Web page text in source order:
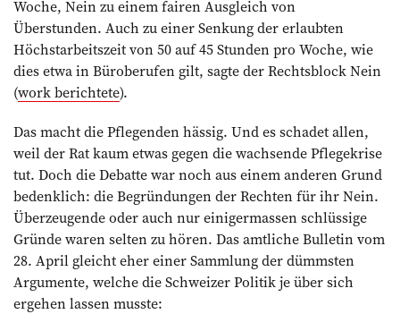
Woche, Nein zu einem fairen Ausgleich von
Überstunden. Auch zu einer Senkung der erlaubten
Höchstarbeitszeit von 50 auf 45 Stunden pro Woche, wie
dies etwa in Büroberufen gilt, sagte der Rechtsblock Nein
(work berichtete).
Das macht die Pflegenden hässig. Und es schadet allen,
weil der Rat kaum etwas gegen die wachsende Pflegekrise
tut. Doch die Debatte war noch aus einem anderen Grund
bedenklich: die Begründungen der Rechten für ihr Nein.
Überzeugende oder auch nur einigermassen schlüssige
Gründe waren selten zu hören. Das amtliche Bulletin vom
28. April gleicht eher einer Sammlung der dümmsten
Argumente, welche die Schweizer Politik je über sich
ergehen lassen musste: